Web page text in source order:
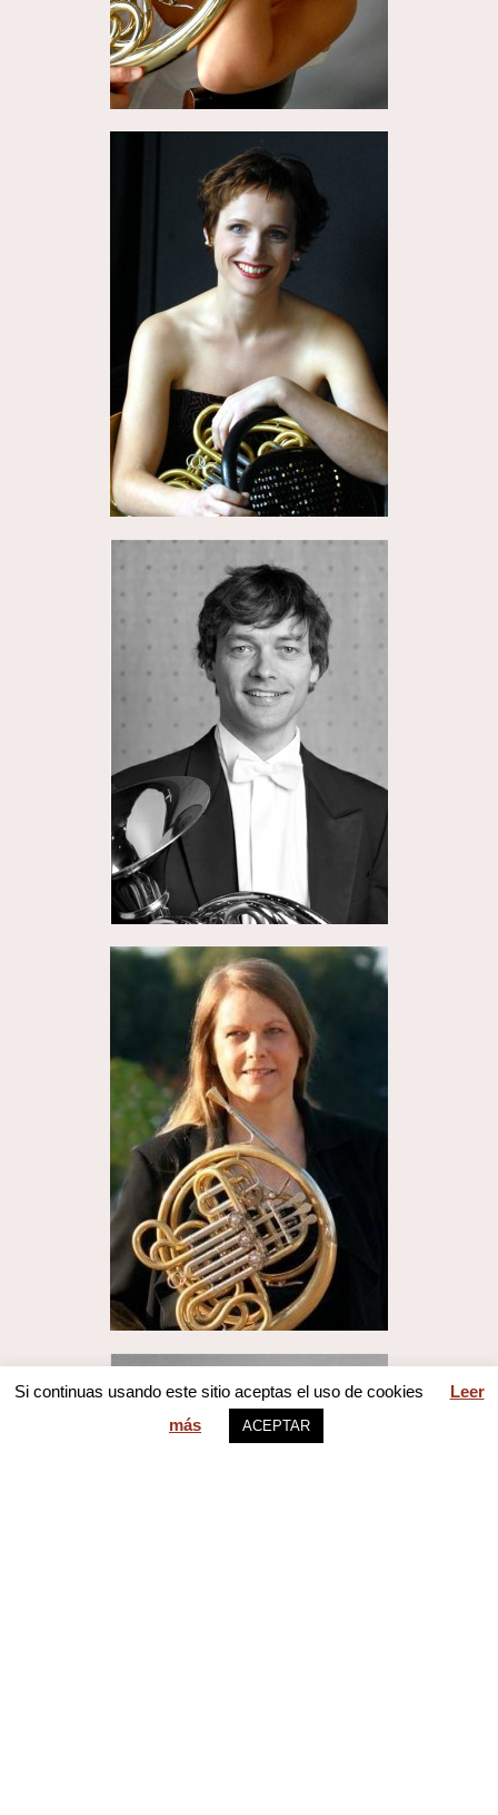
Si continuas usando este sitio aceptas el uso de cookies
Leer
más
ACEPTAR